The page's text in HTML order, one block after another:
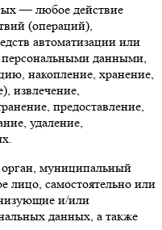
— любое действие
(операций),
автоматизации или
персональными данными,
накопление, хранение,
извлечение,
предоставление,
удаление,
муниципальный
лицо, самостоятельно или
и/или
данных, а также